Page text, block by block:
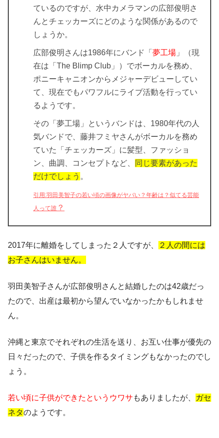
ているのですが、水中カメラマンの広部俊明さ
んとチェッカーズにどのような関係があるので
しょうか。
広部俊明さんは1986年にバンド「 夢工場 」（現
在は「The Blimp Club」）でボーカルを務め、
ポニーキャニオンからメジャーデビューしてい
て、現在でもパワフルにライブ活動を行ってい
るようです。
その「夢工場」というバンドは、1980年代の人
気バンドで、藤井フミヤさんがボーカルを務め
ていた「チェッカーズ」に髪型、ファッショ
ン、曲調、コンセプトなど、
同じ要素があった
だけでしょう 。
引用:羽田美智子の若い頃の画像がヤバい？年齢は？似てる芸能
人って誰 ？
2017年に離婚をしてしまった２人ですが、
２人の間には
お子さんはいません。
羽田美智子さんが広部俊明さんと結婚したのは42歳だっ
たので、出産は最初から望んでいなかったかもしれませ
ん。
沖縄と東京でそれぞれの生活を送り、お互い仕事が優先の
日々だったので、子供を作るタイミングもなかったのでし
ょう。
若い頃に子供ができたというウワサ もありましたが、
ガセ
ネタのようです。